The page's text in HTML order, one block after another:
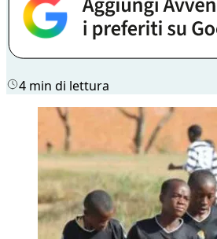
4 min di lettura